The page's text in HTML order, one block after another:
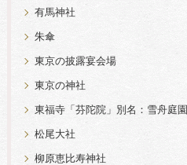
有馬神社
朱傘
東京の披露宴会場
東京の神社
東福寺「芬陀院」別名：雪舟庭園
松尾大社
柳原恵比寿神社